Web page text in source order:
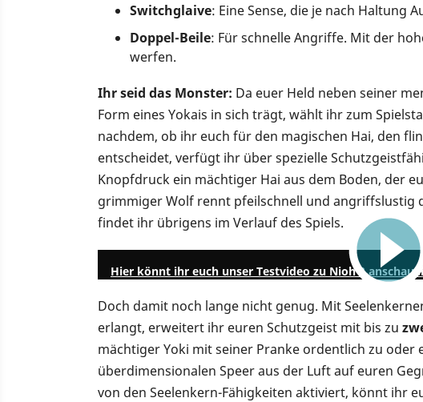
Switchglaive: Eine Sense, die je nach Haltung
Doppel-Beile: Für schnelle Angriffe. Mit der
werfen.
Ihr seid das Monster: Da euer Held neben seiner
Form eines Yokais in sich trägt, wählt ihr zum
nachdem, ob ihr euch für den magischen Hai, den
entscheidet, verfügt ihr über spezielle
Knopfdruck ein mächtiger Hai aus dem Boden, der
grimmiger Wolf rennt pfeilschnell und angriffslustig
findet ihr übrigens im Verlauf des Spiels.
Hier könnt ihr euch unser Testvideo zu Nioh 2
Doch damit noch lange nicht genug. Mit
erlangt, erweitert ihr euren Schutzgeist mit bis zu
mächtiger Yoki mit seiner Pranke ordentlich zu oder
überdimensionalen Speer aus der Luft auf euren
von den Seelenkern-Fähigkeiten aktiviert, könnt ihr